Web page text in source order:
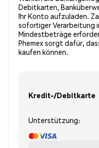
Debitkarten,
Ihr Konto aufzuladen.
sofortiger Verarbeitung
Mindestbeträge
Phemex sorgt dafür,
kaufen können.
Kredit-/Debitkarte
Unterstützung: